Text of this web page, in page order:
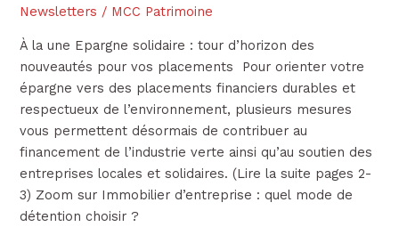
Newsletters / MCC Patrimoine
À la une Epargne solidaire : tour d’horizon des
nouveautés pour vos placements Pour orienter votre
épargne vers des placements financiers durables et
respectueux de l’environnement, plusieurs mesures
vous permettent désormais de contribuer au
financement de l’industrie verte ainsi qu’au soutien des
entreprises locales et solidaires. (Lire la suite pages 2-
3) Zoom sur Immobilier d’entreprise : quel mode de
détention choisir ?
trimestre